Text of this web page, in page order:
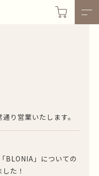
り営業いたします。
BLONIA」についての
た！